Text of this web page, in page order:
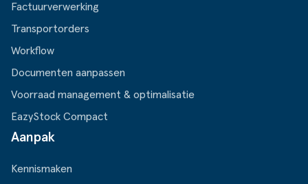
Factuurverwerking
Transportorders
Workflow
Documenten aanpassen
Voorraad management & optimalisatie
EazyStock Compact
Aanpak
Kennismaken